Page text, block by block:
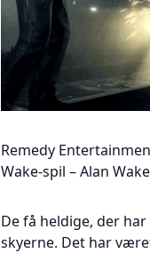
Remedy
Wake-spil – Alan
De få heldige, der
skyerne. Det har